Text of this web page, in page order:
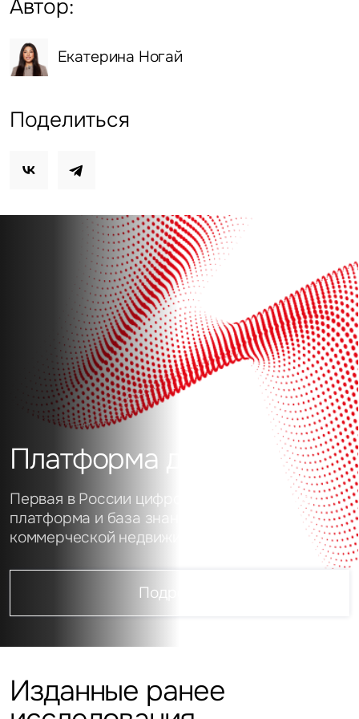
Автор:
Екатерина Ногай
Поделиться
Платформа данных
Первая в России цифровая аналитическая
платформа и база знаний о рынке
коммерческой недвижимости
Подробнее
Изданные ранее